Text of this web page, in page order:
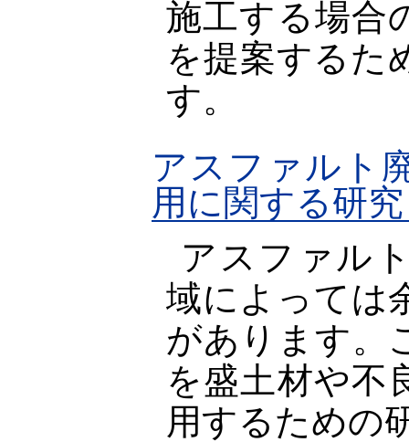
施工する場合
を提案するた
す。
アスファルト
用に関する研
アスファル
域によっては
があります。
を盛土材や不
用するための